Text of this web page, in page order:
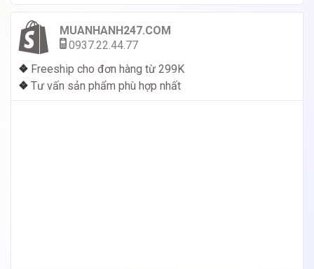
MUANHANH247.COM
0937.22.44.77
❖ Freeship cho đơn hàng từ 299K
❖ Tư vấn sản phẩm phù hợp nhất